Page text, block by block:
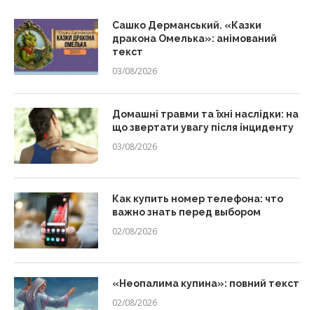
Сашко Дерманський. «Казки
дракона Омелька»: анімований
текст
03/08/2026
Домашні травми та їхні наслідки: на
що звертати увагу після інциденту
03/08/2026
Как купить номер телефона: что
важно знать перед выбором
02/08/2026
«Неопалима купина»: повний текст
02/08/2026